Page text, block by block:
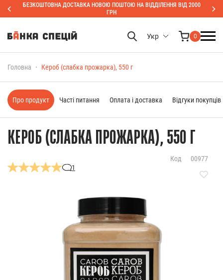
БЕЗКОШТОВНА ДОСТАВКА НОВОЮ ПОШТОЮ НА ВІДДІЛЕННЯ ВІД 2000
ГРН
Укр 0
Головна Кероб (слабка прожарка), 550 г
КЕРОБ (СЛАБКА ПРОЖАРКА), 550 Г
1
Код 00977
Про продукт Часті питання Оплата і доставка Відгуки покупців